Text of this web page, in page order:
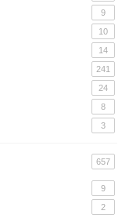
9
10
14
241
24
8
3
657
9
2